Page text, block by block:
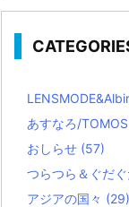
あすなろ/TOMOS
おしらせ (57)
つらつら＆ぐだ
アジアの国々 (29)